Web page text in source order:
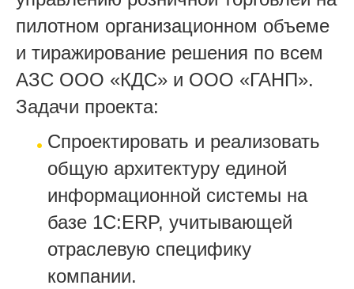
пилотном организационном объеме
и тиражирование решения по всем
АЗС ООО «КДС» и ООО «ГАНП».
Задачи проекта:
Спроектировать и реализовать
общую архитектуру единой
информационной системы на
базе 1С:ERP, учитывающей
отраслевую специфику
компании.